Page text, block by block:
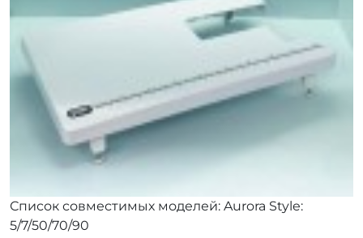
Список совместимых моделей: Aurora Style:
5/7/50/70/90